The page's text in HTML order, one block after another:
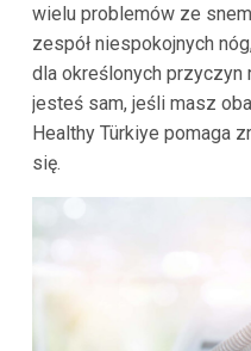
wielu problemów ze
zespół niespokojnych
dla określonych przyczyn
jesteś sam, jeśli masz
Healthy Türkiye pomaga
się.